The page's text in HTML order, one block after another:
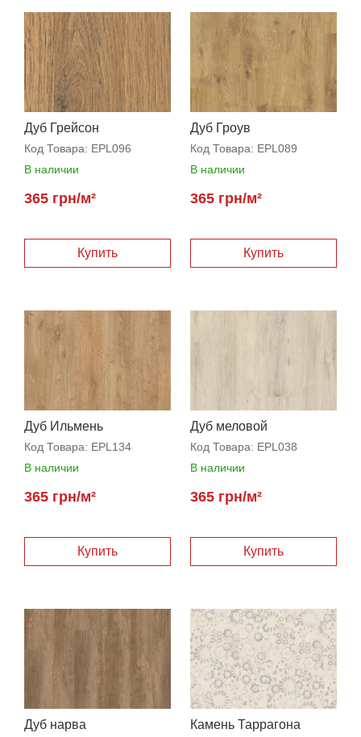
Дуб Грейсон
натуральный
Код Товара: EPL096
В наличии
365 грн/м²
Дуб Гроув
Код Товара: EPL089
В наличии
365 грн/м²
Дуб Ильмень
Код Товара: EPL134
В наличии
365 грн/м²
Дуб меловой
Код Товара: EPL038
В наличии
365 грн/м²
Дуб нарва Камень Таррагона